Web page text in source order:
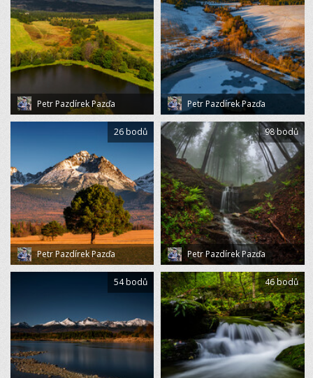
Petr Pazdírek Pazďa Petr Pazdírek Pazďa
Petr Pazdírek Pazďa
26 bodů
Petr Pazdírek Pazďa
98 bodů
54 bodů 46 bodů